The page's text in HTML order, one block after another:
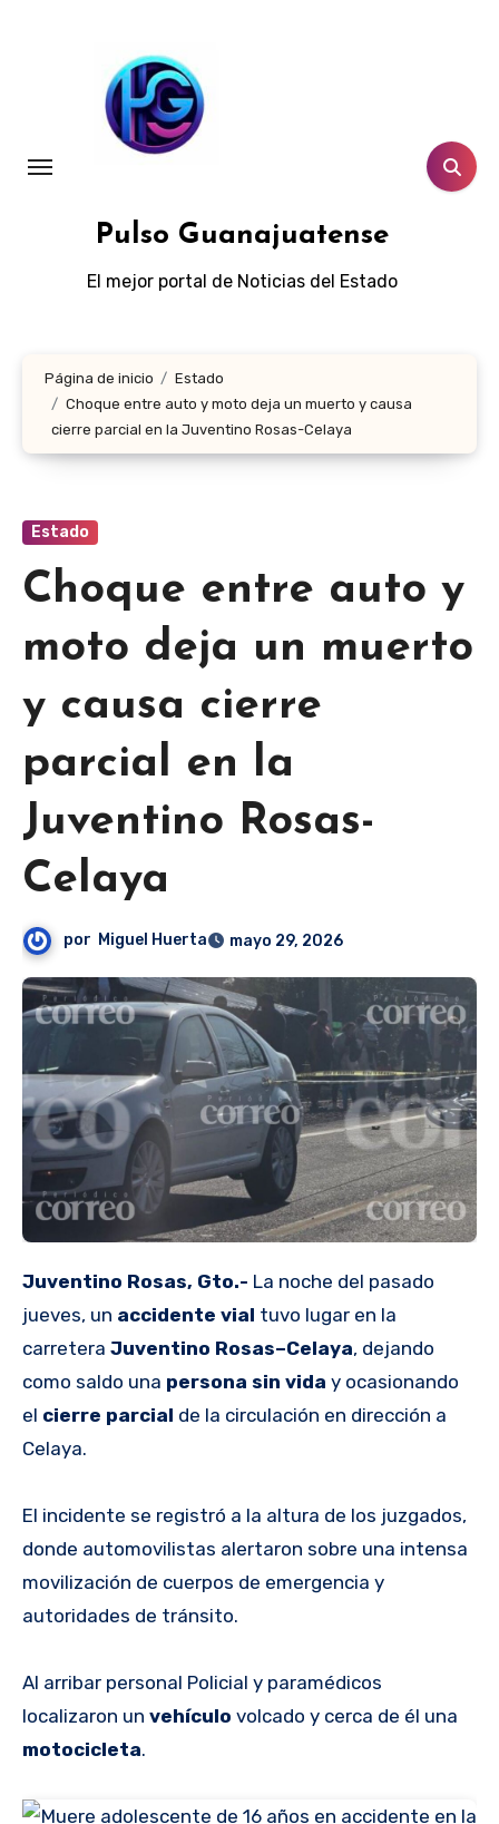
Pulso Guanajuatense
El mejor portal de Noticias del Estado
Página de inicio
Estado
Choque entre auto y moto deja un muerto y causa
cierre parcial en la Juventino Rosas-Celaya
Estado
Choque entre auto y
moto deja un muerto
y causa cierre
parcial en la
Juventino Rosas-
Celaya
por Miguel Huerta mayo 29, 2026
Juventino Rosas, Gto.- La noche del pasado
jueves, un accidente vial tuvo lugar en la
carretera Juventino Rosas–Celaya, dejando
como saldo una persona sin vida y ocasionando
el cierre parcial de la circulación en dirección a
Celaya.
El incidente se registró a la altura de los juzgados,
donde automovilistas alertaron sobre una intensa
movilización de cuerpos de emergencia y
autoridades de tránsito.
Al arribar personal Policial y paramédicos
localizaron un vehículo volcado y cerca de él una
motocicleta.